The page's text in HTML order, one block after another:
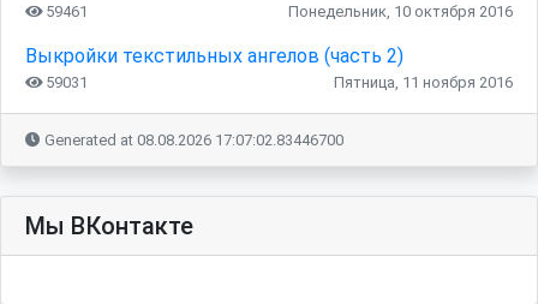
59461 Понедельник, 10 октября 2016
Выкройки текстильных ангелов (часть 2)
59031 Пятница, 11 ноября 2016
Generated at 08.08.2026 17:07:02.83446700
Мы ВКонтакте